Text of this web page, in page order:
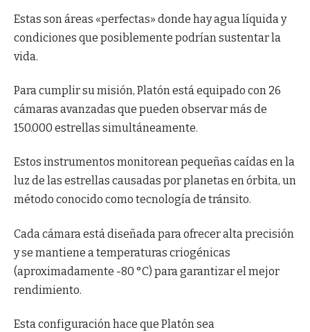
Estas son áreas «perfectas» donde hay agua líquida y
condiciones que posiblemente podrían sustentar la
vida.
Para cumplir su misión, Platón está equipado con 26
cámaras avanzadas que pueden observar más de
150.000 estrellas simultáneamente.
Estos instrumentos monitorean pequeñas caídas en la
luz de las estrellas causadas por planetas en órbita, un
método conocido como tecnología de tránsito.
Cada cámara está diseñada para ofrecer alta precisión
y se mantiene a temperaturas criogénicas
(aproximadamente -80 °C) para garantizar el mejor
rendimiento.
Esta configuración hace que Platón sea